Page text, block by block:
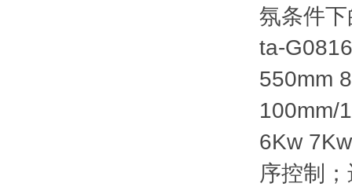
氛条件
ta-
550mm
100mm/
6Kw
序控制